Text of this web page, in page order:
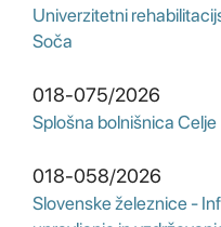
Univerzitetni
Soča
018-075/2026
Splošna bolnišnica Celje
018-058/2026
Slovenske železnice -